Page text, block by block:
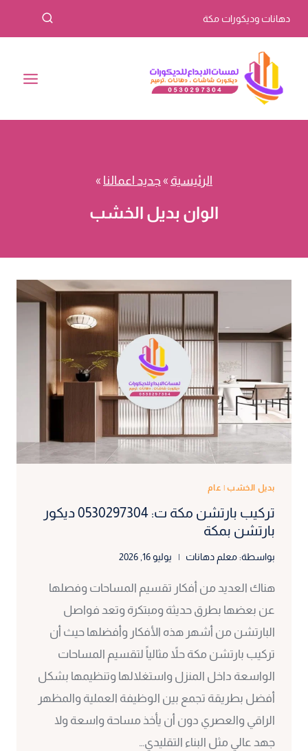
المحتوى
دهانات وديكورات مكة
الرئيسية » جديد اعمالنا »
الوان بديل الخشب
بديل الخشب| عام
تركيب بارتشن مكة ت: 0530297304 ديكور
بارتشن بمكة
بواسطة: معلم دهانات يوليو 16, 2026
هناك العديد من أفكار تقسيم المساحات وفصلها
عن بعضها بطرق حديثة ومبتكرة وتعد فواصل
البارتشن من أشهر هذه الأفكار وأفضلها حيث أن
تركيب بارتشن مكة حلاً مثالياً لتقسيم المساحات
الواسعة داخل المنزل واستغلالها وتنظيمها بشكل
أفضل بطريقة تجمع بين الوظيفة العملية والمظهر
الراقي والعصري دون أن يأخذ مساحة واسعة ولا
جهد عالي مثل البناء التقليدي…